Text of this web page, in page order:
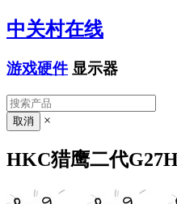
中关村在线
游戏硬件 显示器
×
HKC猎鹰二代